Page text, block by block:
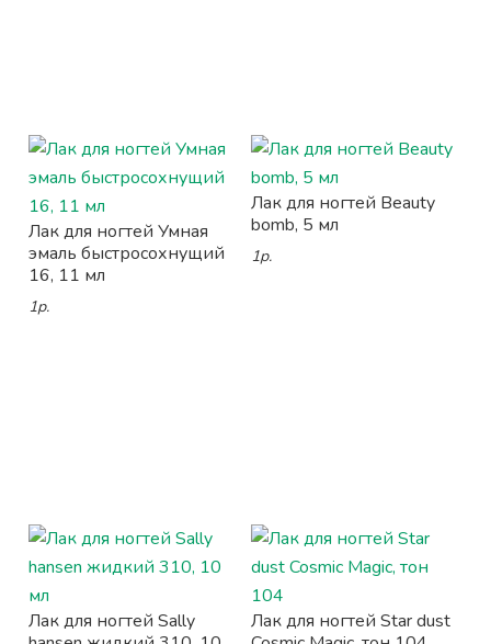
Лак для ногтей Умная
эмаль быстросохнущий
16, 11 мл
1р.
Лак для ногтей Beauty
bomb, 5 мл
1р.
Лак для ногтей Sally
Лак для ногтей Star dust